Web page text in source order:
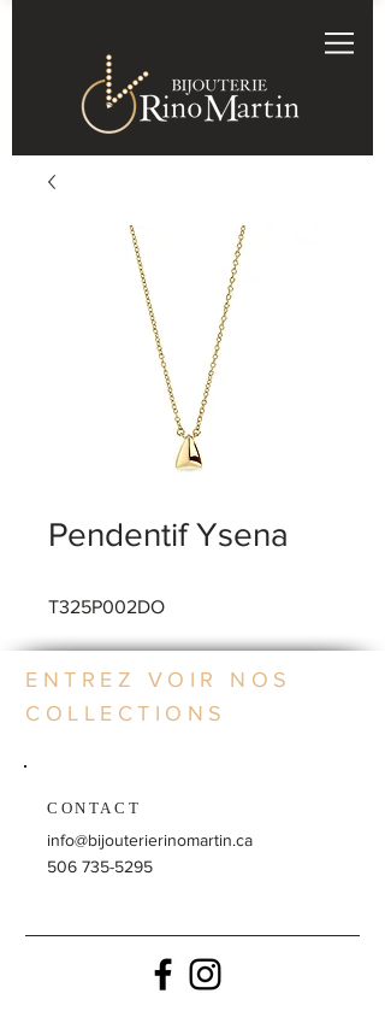
Pendentif Ysena
T325P002DO
ENTREZ VOIR NOS
COLLECTIONS
CONTACT
info@bijouterierinomartin.ca
506 735-5295